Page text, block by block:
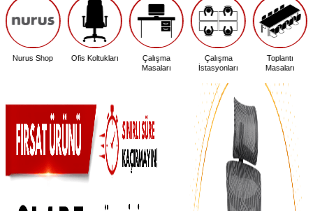
Nurus Shop Ofis Koltukları
Çalışma
Masaları
Çalışma
İstasyonları
Toplantı
Masaları